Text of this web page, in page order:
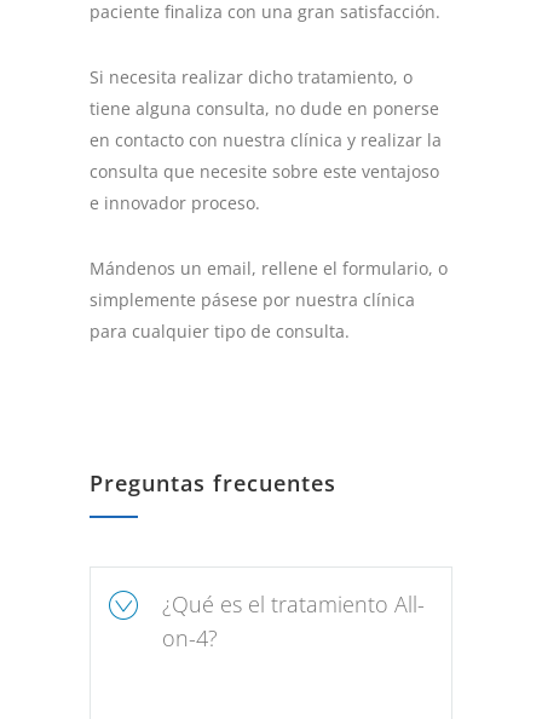
paciente finaliza con una gran satisfacción.
Si necesita realizar dicho tratamiento, o
tiene alguna consulta, no dude en ponerse
en contacto con nuestra clínica y realizar la
consulta que necesite sobre este ventajoso
e innovador proceso.
Mándenos un email, rellene el formulario, o
simplemente pásese por nuestra clínica
para cualquier tipo de consulta.
Preguntas frecuentes
¿Qué es el tratamiento All-
on-4?